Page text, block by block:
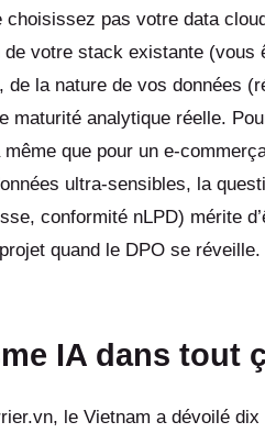
pas votre data
votre stack existante (vous
de la nature de vos données
maturité analytique réelle.
que pour un e-
ultra-sensibles, la
conformité nLPD) mérite
quand le DPO se réveille.
IA dans tout
le Vietnam a dévoilé dix